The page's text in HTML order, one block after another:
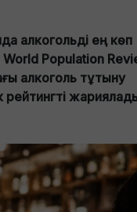
алкогольді ең көп
Population
алкоголь тұтыну
рейтингті